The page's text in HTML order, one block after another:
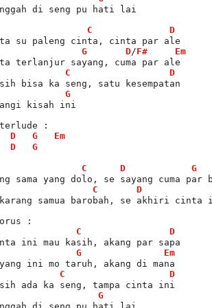
di seng pu hati lai
C
D
su paleng cinta, cinta par ale
G
D/F#
Em
terlanjur sayang, cuma par ale
C
D
bisa ka seng, satu kesempatan
G
kisah ini
:
D G
Em
D G
C D
G
sama yang dolo, se sayang cuma par
C
D
samua barobah, se akhiri cinta
:
C
D
ini mau kasih, akang par sapa
G
Em
ini mo taruh, akang di mana
C
D
ada ka seng, tampa cinta ini
G